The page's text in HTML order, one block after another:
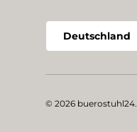
Deutschland
© 2026 buerostuhl24.